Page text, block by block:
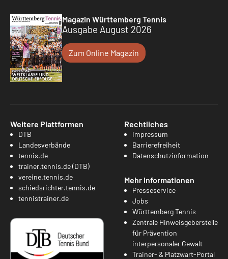
Magazin Württemberg Tennis
Ausgabe August 2026
Zum Online Magazin
Weitere Plattformen
DTB
Landesverbände
tennis.de
trainer.tennis.de (DTB)
vereine.tennis.de
schiedsrichter.tennis.de
tennistrainer.de
Rechtliches
Impressum
Barrierefreiheit
Datenschutzinformation
Mehr Informationen
Presseservice
Jobs
Württemberg Tennis
Zentrale Hinweisgeberstelle
für Prävention
interpersonaler Gewalt
Trainer- & Platzwart-Portal